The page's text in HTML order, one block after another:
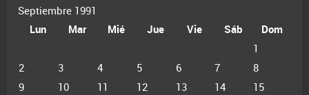
Septiembre 1991
Lun
Mar Mié Jue Vie Sáb
Dom
1
2
3 4 5 6 7
8
9
10 11 12 13 14
15